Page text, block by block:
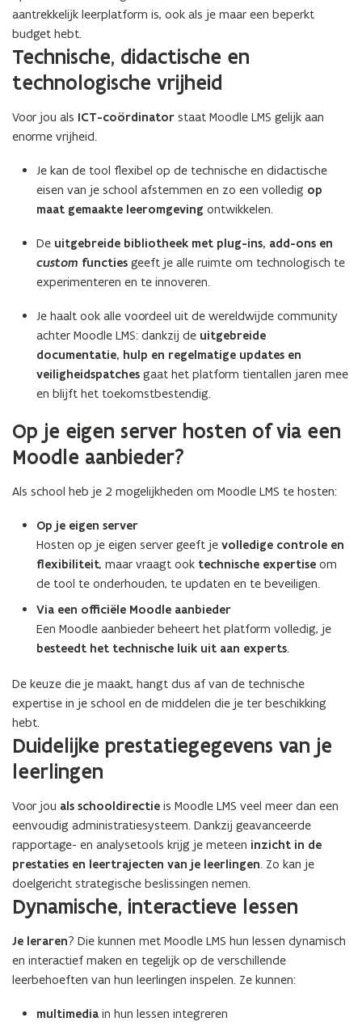
aantrekkelijk leerplatform is, ook als je maar een beperkt
budget hebt.
Technische, didactische en
technologische vrijheid
Voor jou als ICT-coördinator staat Moodle LMS gelijk aan
enorme vrijheid.
Je kan de tool flexibel op de technische en didactische
eisen van je school afstemmen en zo een volledig op
maat gemaakte leeromgeving ontwikkelen.
De uitgebreide bibliotheek met plug-ins, add-ons en
custom functies geeft je alle ruimte om technologisch te
experimenteren en te innoveren.
Je haalt ook alle voordeel uit de wereldwijde community
achter Moodle LMS: dankzij de uitgebreide
documentatie, hulp en regelmatige updates en
veiligheidspatches gaat het platform tientallen jaren mee
en blijft het toekomstbestendig.
Op je eigen server hosten of via een
Moodle aanbieder?
Als school heb je 2 mogelijkheden om Moodle LMS te hosten:
Op je eigen server
Hosten op je eigen server geeft je volledige controle en
flexibiliteit, maar vraagt ook technische expertise om
de tool te onderhouden, te updaten en te beveiligen.
Via een officiële Moodle aanbieder
Een Moodle aanbieder beheert het platform volledig, je
besteedt het technische luik uit aan experts.
De keuze die je maakt, hangt dus af van de technische
expertise in je school en de middelen die je ter beschikking
hebt.
Duidelijke prestatiegegevens van je
leerlingen
Voor jou als schooldirectie is Moodle LMS veel meer dan een
eenvoudig administratiesysteem. Dankzij geavanceerde
rapportage- en analysetools krijg je meteen inzicht in de
prestaties en leertrajecten van je leerlingen. Zo kan je
doelgericht strategische beslissingen nemen.
Dynamische, interactieve lessen
Je leraren? Die kunnen met Moodle LMS hun lessen dynamisch
en interactief maken en tegelijk op de verschillende
leerbehoeften van hun leerlingen inspelen. Ze kunnen:
multimedia in hun lessen integreren